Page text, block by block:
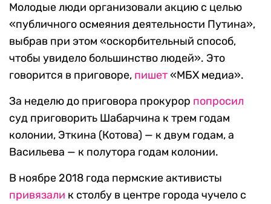
Молодые люди организовали акцию с целью
«публичного осмеяния деятельности Путина»,
выбрав при этом «оскорбительный способ,
чтобы увидело большинство людей». Это
говорится в приговоре, пишет«МБХ медиа».
За неделю до приговора прокурор попросил
суд приговорить Шабарчина к трем годам
колонии, Эткина (Котова) — к двум годам, а
Васильева — к полутора годам колонии.
В ноябре 2018 года пермские активисты
привязали к столбу в центре города чучело с